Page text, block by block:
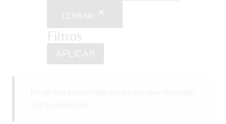
CERRAR
Filtros
APLICAR